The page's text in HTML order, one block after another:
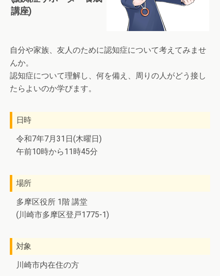
講座)
自分や家族、友人のために認知症について考えてみませ
んか。
認知症について理解し、何を備え、周りの人がどう接し
たらよいのか学びます。
日時
令和7年7月31日(木曜日)
午前10時から11時45分
場所
多摩区役所 1階 講堂
(川崎市多摩区登戸1775-1)
対象
川崎市内在住の方